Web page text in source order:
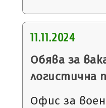
11.11.2024
Обява за
логистична
Офис за